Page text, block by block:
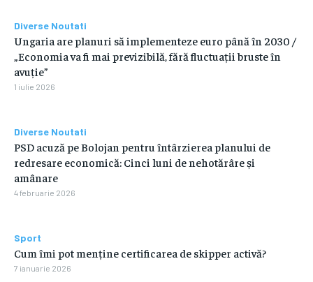
Diverse Noutati
Ungaria are planuri să implementeze euro până în 2030 /
„Economia va fi mai previzibilă, fără fluctuații bruste în
avuție”
1 iulie 2026
Diverse Noutati
PSD acuză pe Bolojan pentru întârzierea planului de
redresare economică: Cinci luni de nehotărâre și
amânare
4 februarie 2026
Sport
Cum îmi pot menține certificarea de skipper activă?
7 ianuarie 2026